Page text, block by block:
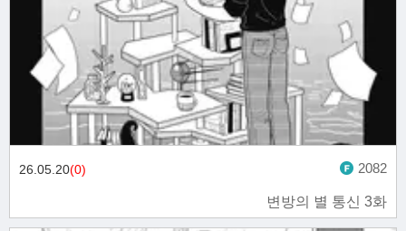
변방의 별 통신 3화
26.05.20(0) 2082